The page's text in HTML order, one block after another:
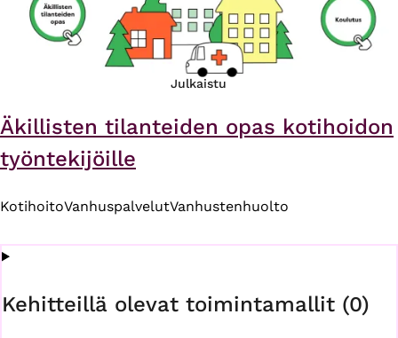
Julkaistu
Äkillisten tilanteiden opas kotihoidon
työntekijöille
KotihoitoVanhuspalvelutVanhustenhuolto
Kehitteillä olevat toimintamallit (0)